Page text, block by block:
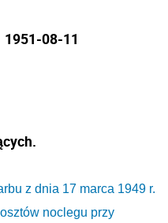
1951-08-11
z dnia 17 marca 1949 r.
noclegu przy